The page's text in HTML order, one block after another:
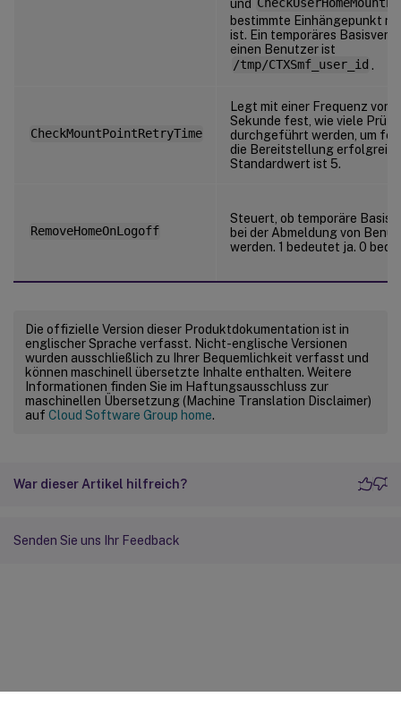
und
bestimmte Einhängepunkt
ist. Ein temporäres
einen Benutzer ist
/tmp/CTXSmf_user_id .
CheckMountPointRetryTime
Legt mit einer Frequenz von
Sekunde fest, wie viele
durchgeführt werden, um
die Bereitstellung erfolgreich
Standardwert ist 5.
RemoveHomeOnLogoff
Steuert, ob temporäre
bei der Abmeldung von
werden. 1 bedeutet ja. 0
Die offizielle Version dieser Produktdokumentation ist in
englischer Sprache verfasst. Nicht-englische Versionen
wurden ausschließlich zu Ihrer Bequemlichkeit verfasst und
können maschinell übersetzte Inhalte enthalten. Weitere
Informationen finden Sie im Haftungsausschluss zur
maschinellen Übersetzung (Machine Translation Disclaimer)
auf Cloud Software Group home.
War dieser Artikel hilfreich?
Senden Sie uns Ihr Feedback